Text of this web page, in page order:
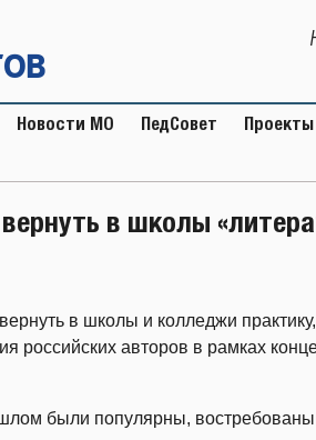
Новости МО ПедСовет Проекты
в школы
в школы и колледжи практику,
российских авторов в рамках
были популярны, востребованы